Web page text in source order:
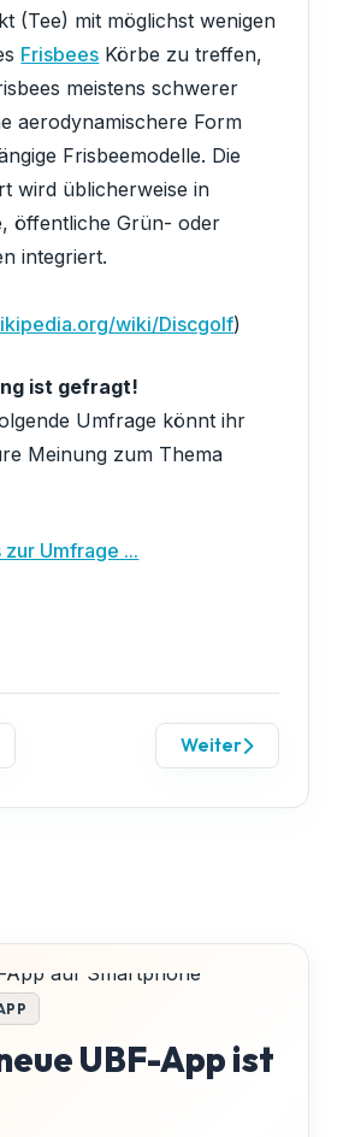
(Tee) mit möglichst wenigen
Frisbees Körbe zu treffen,
meistens schwerer
aerodynamischere Form
Frisbeemodelle. Die
wird üblicherweise in
öffentliche Grün- oder
integriert.
wiki/Discgolf)
ist gefragt!
Umfrage könnt ihr
Meinung zum Thema
Umfrage ...
Weiter
UBF-App ist